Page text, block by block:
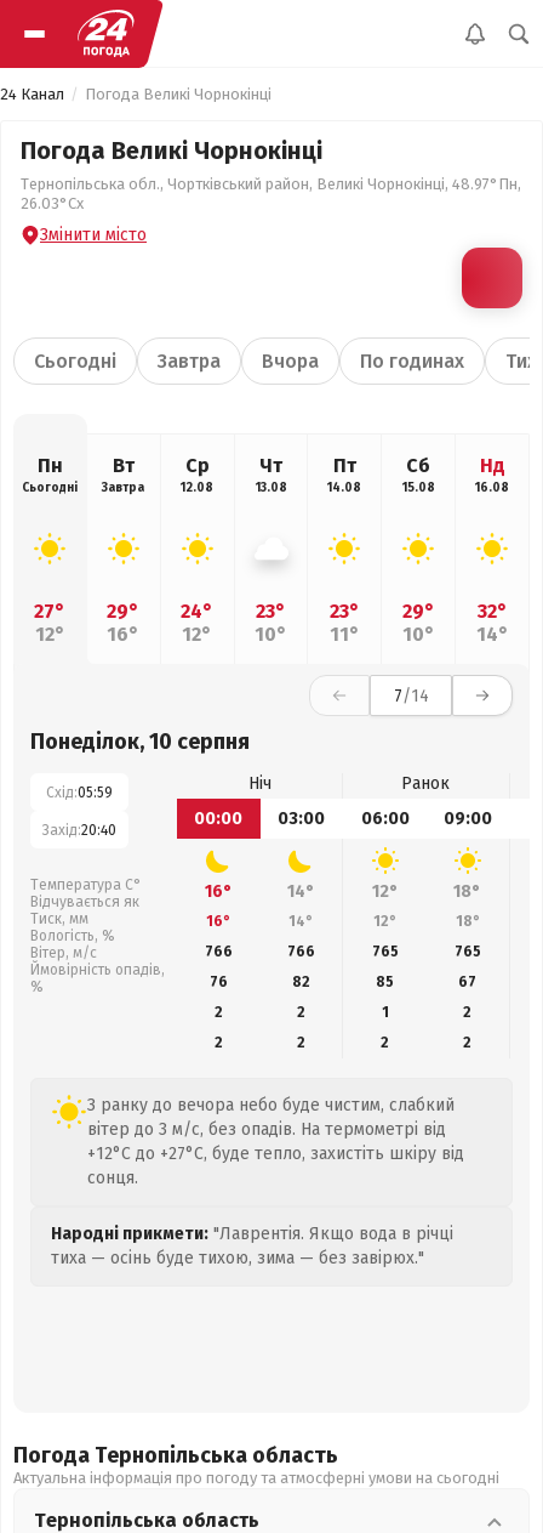
24 Канал Погода Великі Чорнокінці
Погода Великі Чорнокінці
Тернопільська обл., Чортківський район, Великі Чорнокінці, 48.97°Пн,
26.03°Сх
Змінити місто
Сьогодні Завтра Вчора По годинах
Пн
Сьогодні
27°
12°
Вт
Завтра
29°
16°
Ср
12.08
24°
12°
Чт
13.08
23°
10°
Пт
14.08
23°
11°
Сб
15.08
29°
10°
Нд
16.08
32°
14°
7/14
Понеділок, 10 серпня
Схід:05:59
Захід:20:40
Температура С°
Відчувається як
Тиск, мм
Вологість, %
Вітер, м/с
Ймовірність опадів,
%
Ніч
Ранок
00:00
03:00 06:00 09:00
16° 14° 12° 18°
16° 14° 12° 18°
766
766 765 765
76
82 85 67
2
2 1
2
2
2 2 2
З ранку до вечора небо буде чистим, слабкий
вітер до 3 м/с, без опадів. На термометрі від
+12°C до +27°C, буде тепло, захистіть шкіру від
сонця.
Народні прикмети: "Лаврентія. Якщо вода в річці
тиха — осінь буде тихою, зима — без завірюх."
Погода Тернопільська область
Актуальна інформація про погоду та атмосферні умови на сьогодні
Тернопільська область